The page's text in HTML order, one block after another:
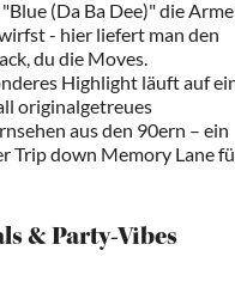
(Da Ba Dee)" die
- hier liefert man den
du die Moves.
Highlight läuft auf
originalgetreues
aus den 90ern – ein
Trip down Memory Lane
& Party-Vibes